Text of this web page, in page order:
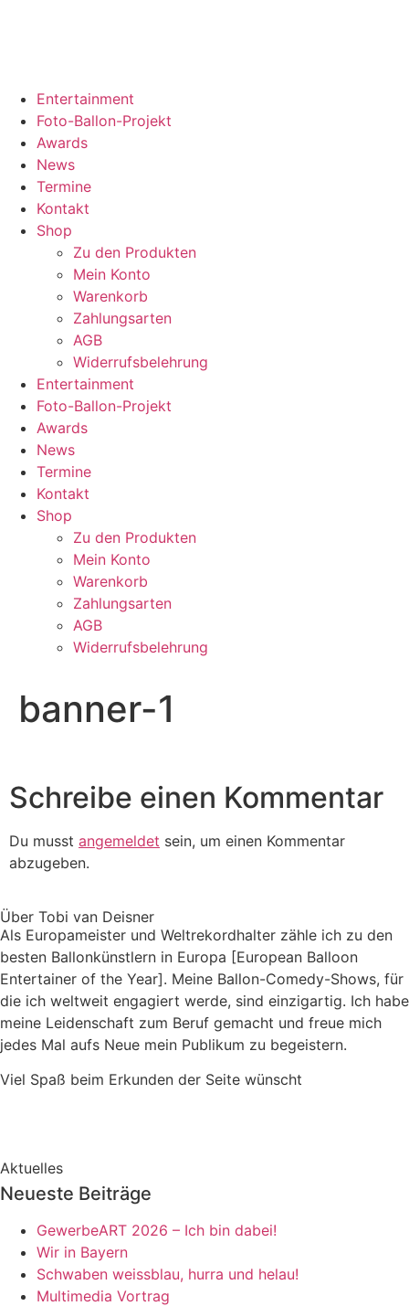
Entertainment
Foto-Ballon-Projekt
Awards
News
Termine
Kontakt
Shop
Zu den Produkten
Mein Konto
Warenkorb
Zahlungsarten
AGB
Widerrufsbelehrung
Entertainment
Foto-Ballon-Projekt
Awards
News
Termine
Kontakt
Shop
Zu den Produkten
Mein Konto
Warenkorb
Zahlungsarten
AGB
Widerrufsbelehrung
banner-1
Schreibe einen Kommentar
Du musst angemeldet sein, um einen Kommentar
abzugeben.
Über Tobi van Deisner
Als Europameister und Weltrekordhalter zähle ich zu den
besten Ballonkünstlern in Europa [European Balloon
Entertainer of the Year]. Meine Ballon-Comedy-Shows, für
die ich weltweit engagiert werde, sind einzigartig. Ich habe
meine Leidenschaft zum Beruf gemacht und freue mich
jedes Mal aufs Neue mein Publikum zu begeistern.
Viel Spaß beim Erkunden der Seite wünscht
Aktuelles
Neueste Beiträge
GewerbeART 2026 – Ich bin dabei!
Wir in Bayern
Schwaben weissblau, hurra und helau!
Multimedia Vortrag